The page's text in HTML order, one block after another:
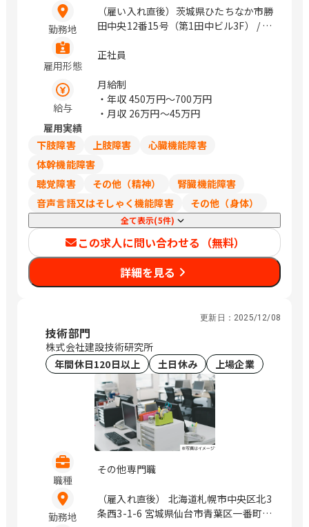
勤務地
（雇い入れ直後）茨城県ひたちなか市勝
田中央12番15号（第1田中ビル3F） / 勝
雇用形態
正社員
給与
月給制
・年収 450万円〜700万円
・月収 26万円〜45万円
雇用実績
下肢障害
上肢障害
心臓機能障害
体幹機能障害
聴覚障害
その他（精神）
腎臓機能障害
音声言語又はそしゃく機能障害
その他（身体）
全て表示(5件)
この求人に問い合わせる（無料）
詳細を見る
更新日： 2025/12/08
技術部門
株式会社建設技術研究所
年間休日120日以上
土日休み 上場企業
職種
その他専門職
勤務地
（雇入れ直後） 北海道札幌市中央区北3
条西3-1-6 宮城県仙台市青葉区一番町4-